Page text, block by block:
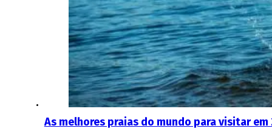
As melhores praias do mundo para visitar em